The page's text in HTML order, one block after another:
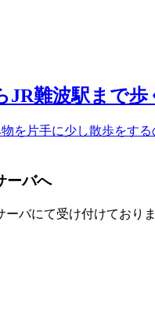
JR難波駅まで歩
を片手に少し散歩をす
ーバへ
ーバにて受け付けており